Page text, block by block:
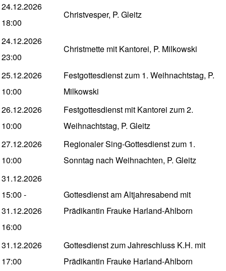
24.12.2026
18:00
Christvesper, P. Gleitz
24.12.2026
23:00
Christmette mit Kantorei, P. Milkowski
25.12.2026
10:00
Festgottesdienst zum 1. Weihnachtstag, P.
Milkowski
26.12.2026
10:00
Festgottesdienst mit Kantorei zum 2.
Weihnachtstag, P. Gleitz
27.12.2026
10:00
Regionaler Sing-Gottesdienst zum 1.
Sonntag nach Weihnachten, P. Gleitz
31.12.2026
15:00 -
31.12.2026
16:00
Gottesdienst am Altjahresabend mit
Prädikantin Frauke Harland-Ahlborn
31.12.2026
17:00
Gottesdienst zum Jahreschluss K.H. mit
Prädikantin Frauke Harland-Ahlborn